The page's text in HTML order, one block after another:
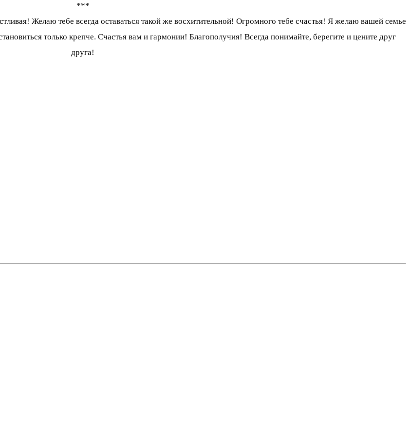
***
Желаю тебе всегда оставаться такой же восхитительной! Огромного тебе счастья! Я желаю вашей семье
только крепче. Счастья вам и гармонии! Благополучия! Всегда понимайте, берегите и цените друг
друга!